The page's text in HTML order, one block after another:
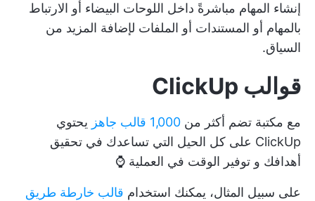
إنشاء المهام مباشرةً داخل اللوحات البيضاء أو الارتباط
بالمهام أو المستندات أو الملفات لإضافة المزيد من
السياق.
قوالب ClickUp
مع مكتبة تضم أكثر من 1,000 قالب جاهز
يحتوي
ClickUp على كل الحيل التي تساعدك في تحقيق
أهدافك و توفير الوقت في العملية ⌚
على سبيل المثال، يمكنك استخدام قالب خارطة طريق